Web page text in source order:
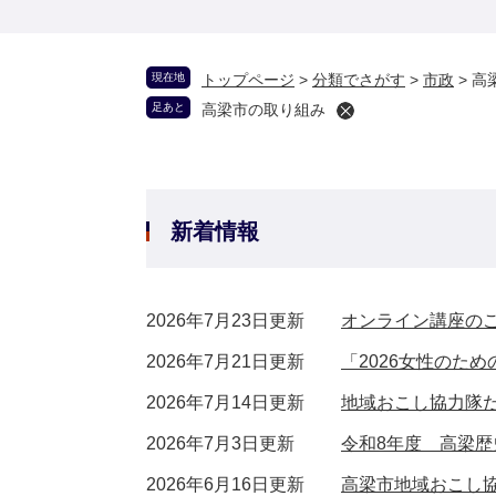
現在地 トップページ > 分類でさがす > 市政 > 高
足あと 高梁市の取り組み
新着情報
2026年7月23日更新 オンライン講座の
2026年7月21日更新 「2026女性のた
2026年7月14日更新 地域おこし協力隊
2026年7月3日更新 令和8年度 高梁歴
2026年6月16日更新 高梁市地域おこし